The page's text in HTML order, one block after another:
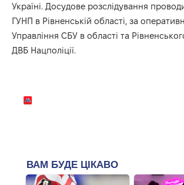
Україні. Досудове розслідування
ГУНП в Рівненській області, за
Управління СБУ в області та
ДВБ Нацполіції.